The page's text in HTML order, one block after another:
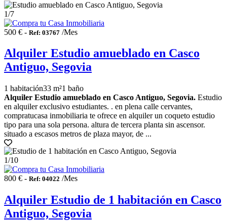
1/7
500 € - Ref: 03767 /Mes
Alquiler Estudio amueblado en Casco
Antiguo, Segovia
1 habitación33 m²1 baño
Alquiler Estudio amueblado en Casco Antiguo, Segovia. Estudio
en alquiler exclusivo estudiantes. . en plena calle cervantes,
compratucasa inmobiliaria te ofrece en alquiler un coqueto estudio
tipo para una sola persona. altura de tercera planta sin ascensor.
situado a escasos metros de plaza mayor, de ...
1/10
800 € - Ref: 04022 /Mes
Alquiler Estudio de 1 habitación en Casco
Antiguo, Segovia